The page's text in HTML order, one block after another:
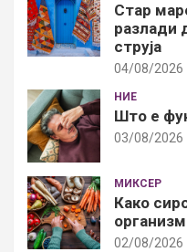
Стар
разлади
струја
04/08/2026
НИЕ
Што е
03/08/2026
МИКСЕР
Како
02/08/2026